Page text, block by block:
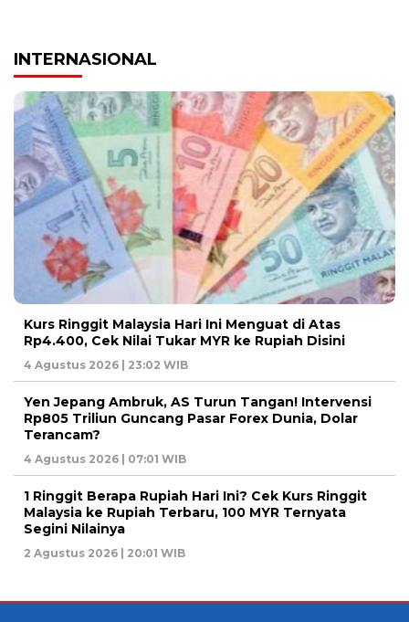
INTERNASIONAL
Kurs Ringgit Malaysia Hari Ini Menguat di Atas
Rp4.400, Cek Nilai Tukar MYR ke Rupiah Disini
4 Agustus 2026 | 23:02 WIB
Yen Jepang Ambruk, AS Turun Tangan! Intervensi
Rp805 Triliun Guncang Pasar Forex Dunia, Dolar
Terancam?
4 Agustus 2026 | 07:01 WIB
1 Ringgit Berapa Rupiah Hari Ini? Cek Kurs Ringgit
Malaysia ke Rupiah Terbaru, 100 MYR Ternyata
Segini Nilainya
2 Agustus 2026 | 20:01 WIB